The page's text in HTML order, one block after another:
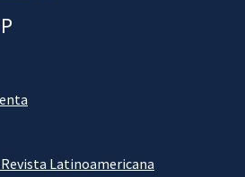
Latinoamericana